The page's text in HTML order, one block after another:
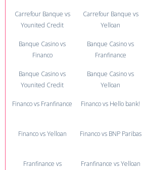
Carrefour Banque vs
Younited Credit
Carrefour Banque vs
Yelloan
Banque Casino vs
Financo
Banque Casino vs
Franfinance
Banque Casino vs
Younited Credit
Banque Casino vs
Yelloan
Financo vs Franfinance Financo vs Hello bank!
Financo vs Yelloan Financo vs BNP Paribas
Franfinance vs
Franfinance vs Yelloan